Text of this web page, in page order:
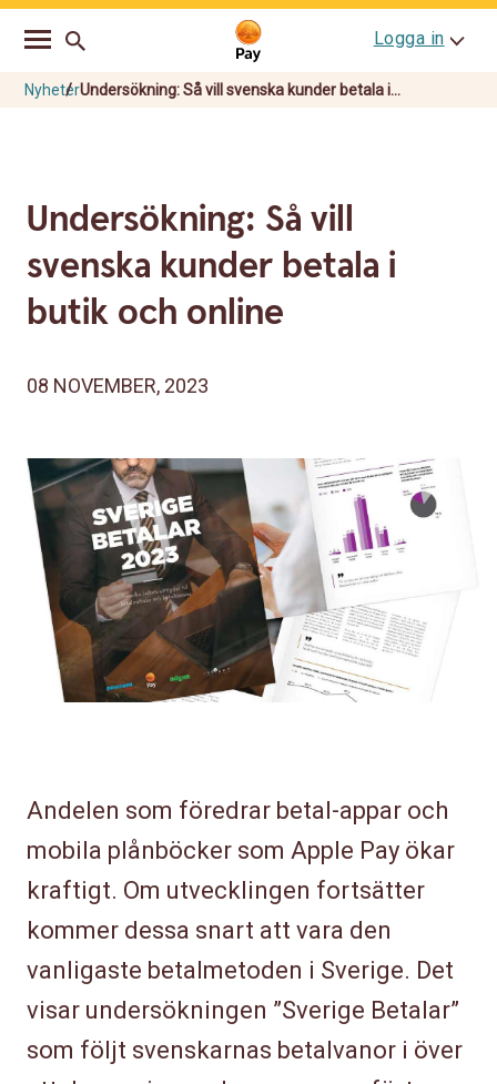
Go
navigation
Skip
Logga in
NyheterUndersökning: Så vill svenska kunder betala i...
Undersökning: Så vill
svenska kunder betala i
butik och online
08 NOVEMBER, 2023
Andelen som föredrar betal-appar och
mobila plånböcker som Apple Pay ökar
kraftigt. Om utvecklingen fortsätter
kommer dessa snart att vara den
vanligaste betalmetoden i Sverige. Det
visar undersökningen ”Sverige Betalar”
som följt svenskarnas betalvanor i över